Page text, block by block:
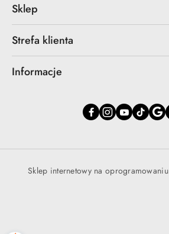
Sklep
Strefa klienta
Informacje
Sklep internetowy na oprogramowaniu